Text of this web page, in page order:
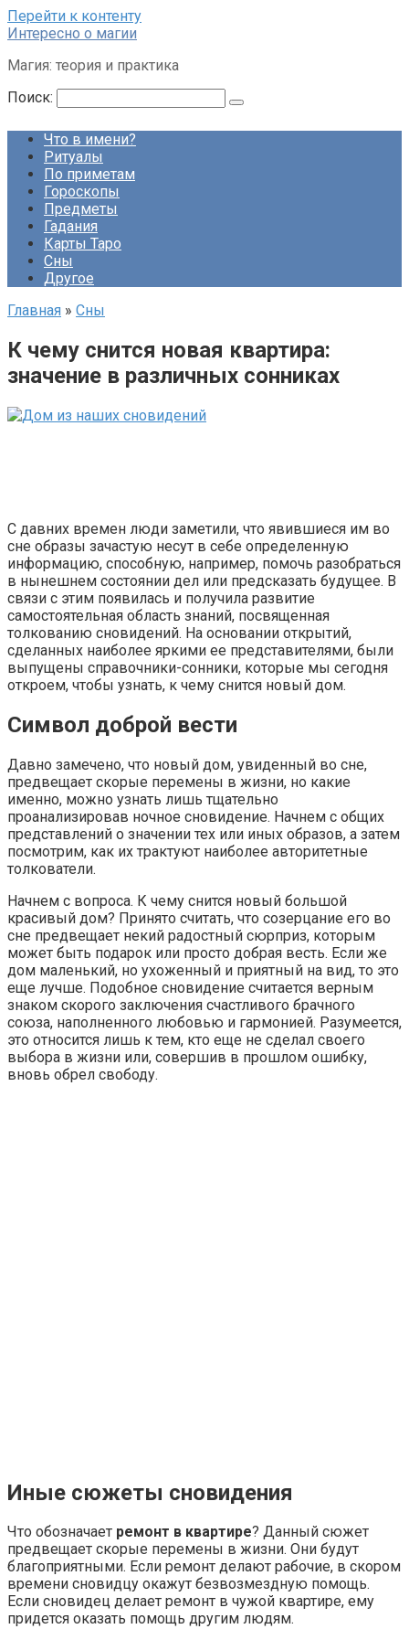
Перейти к контенту
Интересно о магии
Магия: теория и практика
Поиск:
Что в имени?
Ритуалы
По приметам
Гороскопы
Предметы
Гадания
Карты Таро
Сны
Другое
Главная » Сны
К чему снится новая квартира:
значение в различных сонниках
С давних времен люди заметили, что явившиеся им во
сне образы зачастую несут в себе определенную
информацию, способную, например, помочь разобраться
в нынешнем состоянии дел или предсказать будущее. В
связи с этим появилась и получила развитие
самостоятельная область знаний, посвященная
толкованию сновидений. На основании открытий,
сделанных наиболее яркими ее представителями, были
выпущены справочники-сонники, которые мы сегодня
откроем, чтобы узнать, к чему снится новый дом.
Символ доброй вести
Давно замечено, что новый дом, увиденный во сне,
предвещает скорые перемены в жизни, но какие
именно, можно узнать лишь тщательно
проанализировав ночное сновидение. Начнем с общих
представлений о значении тех или иных образов, а затем
посмотрим, как их трактуют наиболее авторитетные
толкователи.
Начнем с вопроса. К чему снится новый большой
красивый дом? Принято считать, что созерцание его во
сне предвещает некий радостный сюрприз, которым
может быть подарок или просто добрая весть. Если же
дом маленький, но ухоженный и приятный на вид, то это
еще лучше. Подобное сновидение считается верным
знаком скорого заключения счастливого брачного
союза, наполненного любовью и гармонией. Разумеется,
это относится лишь к тем, кто еще не сделал своего
выбора в жизни или, совершив в прошлом ошибку,
вновь обрел свободу.
Иные сюжеты сновидения
Что обозначает ремонт в квартире? Данный сюжет
предвещает скорые перемены в жизни. Они будут
благоприятными. Если ремонт делают рабочие, в скором
времени сновидцу окажут безвозмездную помощь.
Если сновидец делает ремонт в чужой квартире, ему
придется оказать помощь другим людям.